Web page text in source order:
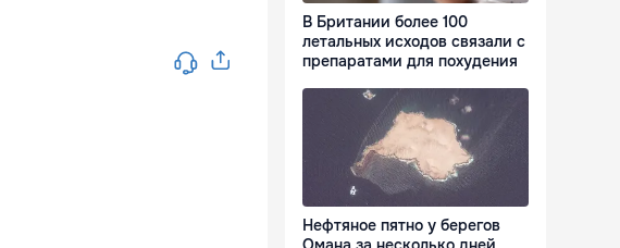
В Британии более 100
летальных исходов связали с
препаратами для похудения
Нефтяное пятно у берегов